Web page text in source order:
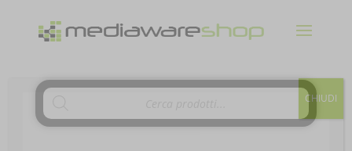
Products CHIUDI